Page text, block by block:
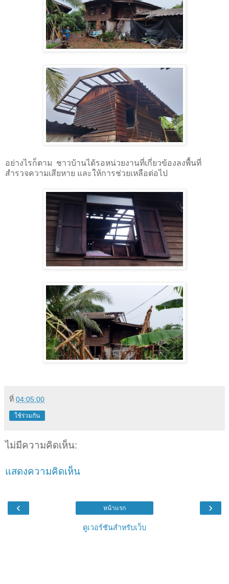
อย่างไรก็ตาม ชาวบ้านได้รอหน่วยงานที่เกี่ยวข้องลงพื้นที่
สำรวจความเสียหาย และให้การช่วยเหลือต่อไป
ที่ 04:05:00
ใช้ร่วมกัน
ไม่มีความคิดเห็น:
แสดงความคิดเห็น
‹ ›
หน้าแรก
ดูเวอร์ชันสำหรับเว็บ